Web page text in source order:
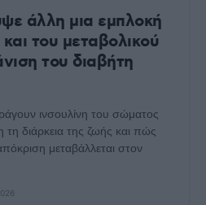
άλλη μια εμπλοκή
του μεταβολικού
του διαβήτη
ινσουλίνη του σώματος
τη διάρκεια της ζωής και πώς
μεταβάλλεται στον